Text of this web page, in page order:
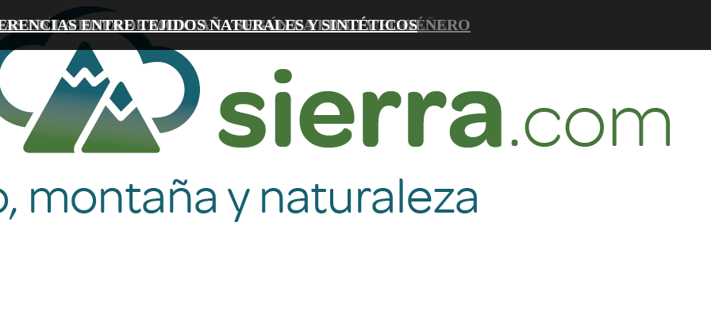
E HIDRATACIÓN EN ACTIVIDADES DE MONTAÑA
EN LA ROPA DE MONTAÑA SEGÚN LA EDAD Y EL GÉNERO
ENTRE TEJIDOS NATURALES Y SINTÉTICOS